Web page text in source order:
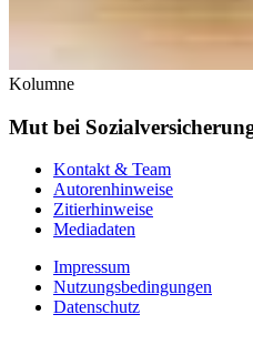
Kolumne
Mut bei
Kontakt & Team
Autorenhinweise
Zitierhinweise
Mediadaten
Impressum
Nutzungsbedingungen
Datenschutz